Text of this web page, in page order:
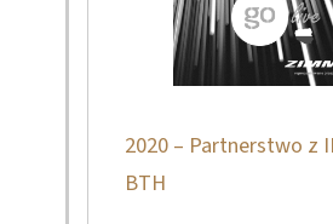
2020 – Partnerstwo z
BTH